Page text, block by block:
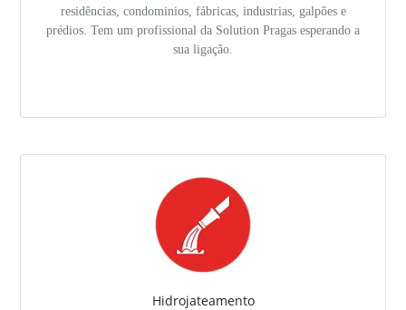
residências, condominios, fábricas, industrias, galpões e
prédios. Tem um profissional da Solution Pragas esperando a
sua ligação.
Hidrojateamento